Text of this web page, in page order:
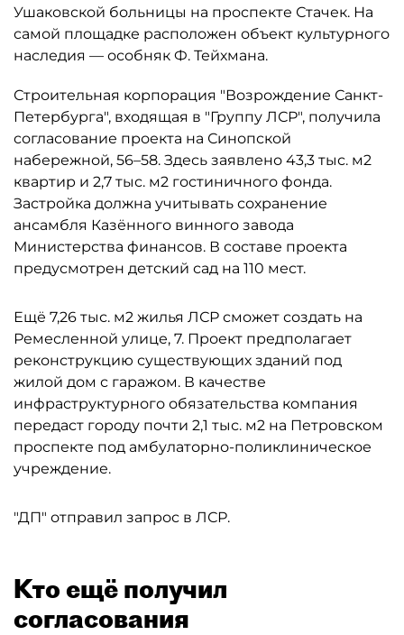
Ушаковской больницы на проспекте Стачек. На
самой площадке расположен объект культурного
наследия — особняк Ф. Тейхмана.
Строительная корпорация "Возрождение Санкт-
Петербурга", входящая в "Группу ЛСР", получила
согласование проекта на Синопской
набережной, 56–58. Здесь заявлено 43,3 тыс. м2
квартир и 2,7 тыс. м2 гостиничного фонда.
Застройка должна учитывать сохранение
ансамбля Казённого винного завода
Министерства финансов. В составе проекта
предусмотрен детский сад на 110 мест.
Ещё 7,26 тыс. м2 жилья ЛСР сможет создать на
Ремесленной улице, 7. Проект предполагает
реконструкцию существующих зданий под
жилой дом с гаражом. В качестве
инфраструктурного обязательства компания
передаст городу почти 2,1 тыс. м2 на Петровском
проспекте под амбулаторно-поликлиническое
учреждение.
"ДП" отправил запрос в ЛСР.
Кто ещё получил
согласования